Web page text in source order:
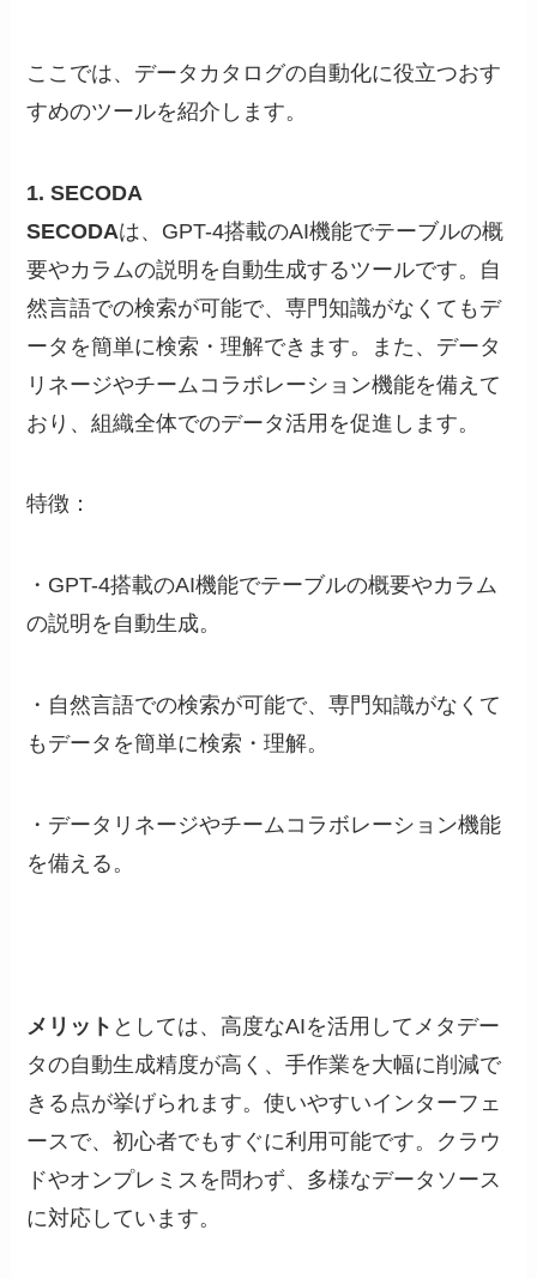
ここでは、データカタログの自動化に役立つおす
すめのツールを紹介します。
1. SECODA
SECODAは、GPT-4搭載のAI機能でテーブルの概
要やカラムの説明を自動生成するツールです。自
然言語での検索が可能で、専門知識がなくてもデ
ータを簡単に検索・理解できます。また、データ
リネージやチームコラボレーション機能を備えて
おり、組織全体でのデータ活用を促進します。
特徴：
・GPT-4搭載のAI機能でテーブルの概要やカラム
の説明を自動生成。
・自然言語での検索が可能で、専門知識がなくて
もデータを簡単に検索・理解。
・データリネージやチームコラボレーション機能
を備える。
メリット としては、高度なAIを活用してメタデー
タの自動生成精度が高く、手作業を大幅に削減で
きる点が挙げられます。使いやすいインターフェ
ースで、初心者でもすぐに利用可能です。クラウ
ドやオンプレミスを問わず、多様なデータソース
に対応しています。